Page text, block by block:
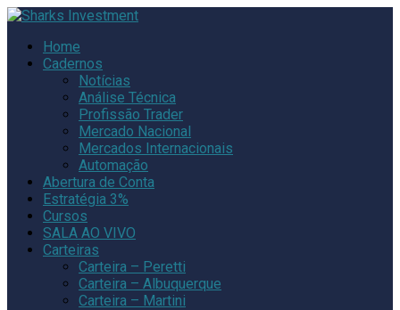
Home
Cadernos
Notícias
Análise Técnica
Profissão Trader
Mercado Nacional
Mercados Internacionais
Automação
Abertura de Conta
Estratégia 3%
Cursos
SALA AO VIVO
Carteiras
Carteira – Peretti
Carteira – Albuquerque
Carteira – Martini